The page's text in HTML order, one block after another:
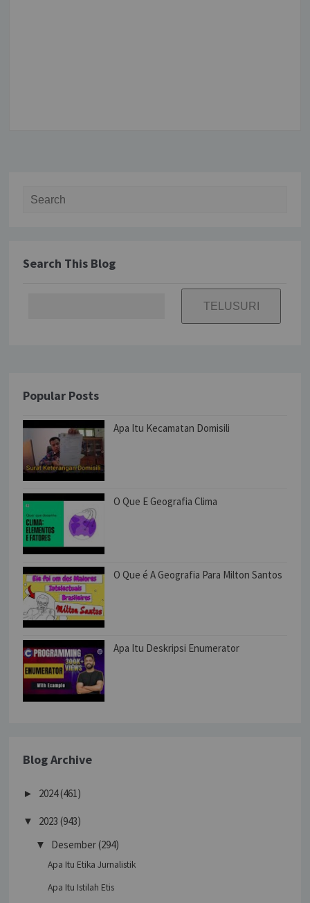
Search for:
Search This Blog
Popular Posts
Apa Itu Kecamatan Domisili
O Que E Geografia Clima
O Que é A Geografia Para Milton Santos
Apa Itu Deskripsi Enumerator
Blog Archive
► 2024(461)
▼ 2023 (943)
▼ Desember (294)
Apa Itu Etika Jurnalistik
Apa Itu Istilah Etis